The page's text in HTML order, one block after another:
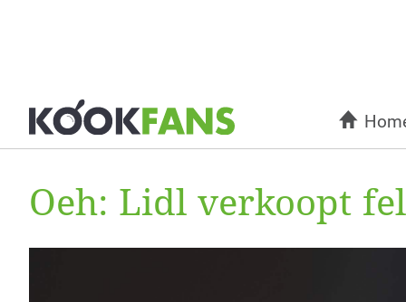
Oeh: Lidl verkoopt